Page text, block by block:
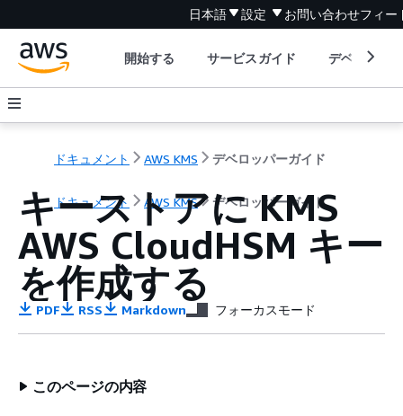
日本語 設定 お問い合わせフィー
開始する サービスガイド デベロッパ
ドキュメント AWS KMS デベロッパーガイド
ドキュメント AWS KMS デベロッパーガイド
キーストアに KMS
AWS CloudHSM キー
を作成する
PDF RSS Markdown フォーカスモード
このページの内容